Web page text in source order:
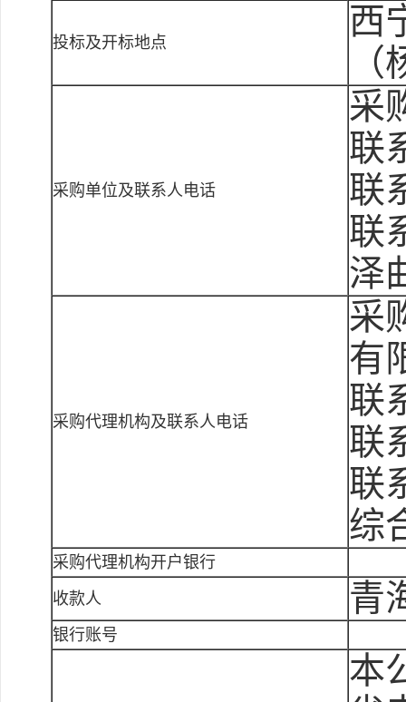
投标及开标地点
西
采购单位及联系人电话
采
联
联
联
泽
采购代理机构及联系人电话
采
有
联
联
联
综
采购代理机构开户银行
收款人
青
银行账号
本